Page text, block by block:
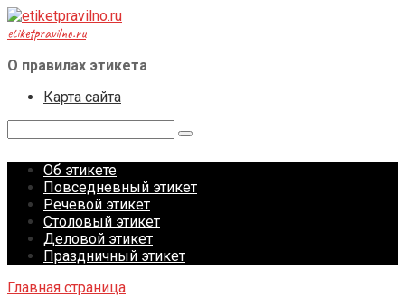
Перейти
к
etiketpravilno.ru
О правилах этикета
Карта сайта
Об этикете
Повседневный этикет
Речевой этикет
Столовый этикет
Деловой этикет
Праздничный этикет
Главная страница